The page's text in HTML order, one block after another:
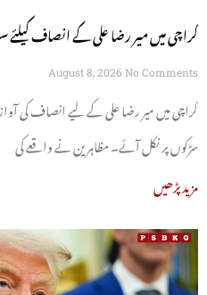
کراچی میں میر رضا علی کے انصاف کیلئے
August 8, 2026 No Comments
کراچی میں میر رضا علی کے لیے انصاف کی
سڑکوں پر نکل آئے۔ مظاہرین نے واقعے کی
مزید پڑھیں